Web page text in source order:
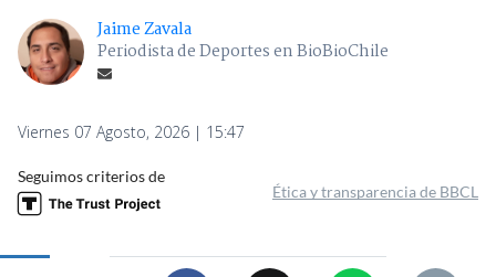
Jaime Zavala
Periodista de Deportes en BioBioChile
Viernes 07 Agosto, 2026 | 15:47
Seguimos criterios de
Ética y transparencia de BBCL